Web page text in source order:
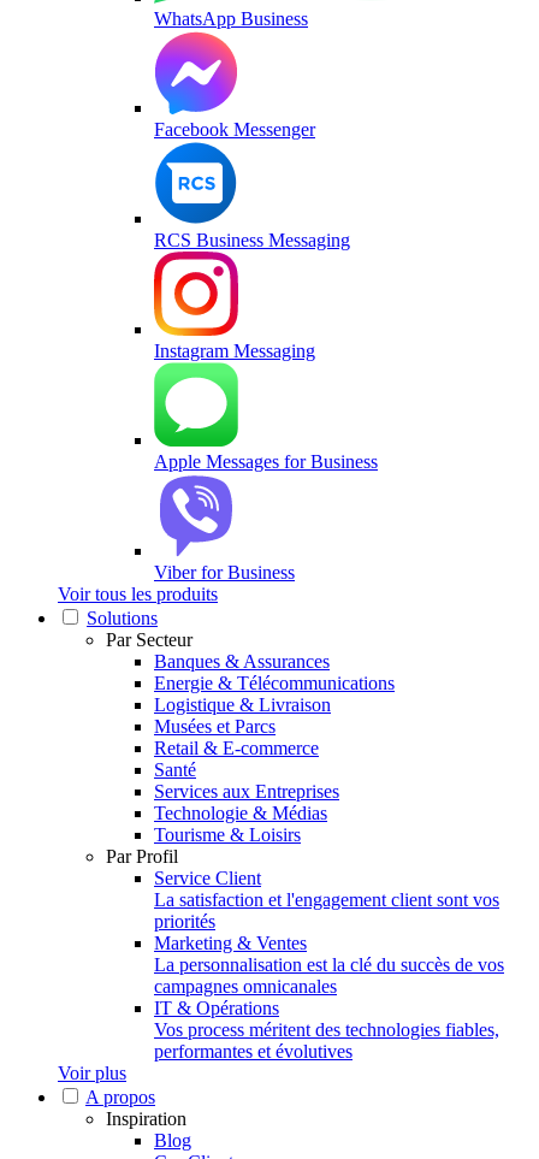
WhatsApp Business
Facebook Messenger
RCS Business Messaging
Instagram Messaging
Apple Messages for Business
Viber for Business
Voir tous les produits
Solutions
Par Secteur
Banques & Assurances
Energie & Télécommunications
Logistique & Livraison
Musées et Parcs
Retail & E-commerce
Santé
Services aux Entreprises
Technologie & Médias
Tourisme & Loisirs
Par Profil
Service Client
La satisfaction et l'engagement client sont vos
priorités
Marketing & Ventes
La personnalisation est la clé du succès de vos
campagnes omnicanales
IT & Opérations
Vos process méritent des technologies fiables,
performantes et évolutives
Voir plus
A propos
Inspiration
Blog